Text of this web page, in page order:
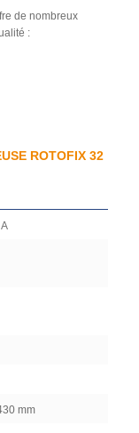
de nombreux
:
ROTOFIX 32
mm